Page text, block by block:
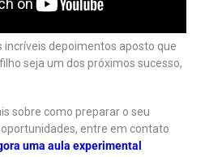
incríveis depoimentos aposto que
seja um dos próximos sucesso,
sobre como preparar o seu
entre em contato
uma aula experimental